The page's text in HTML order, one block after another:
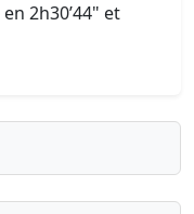
2h30’44" et